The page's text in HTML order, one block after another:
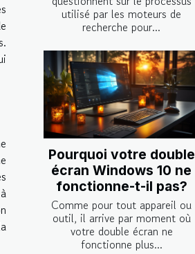
utilisé par les moteurs de
recherche pour...
Pourquoi votre double
écran Windows 10 ne
fonctionne-t-il pas?
Comme pour tout appareil ou
outil, il arrive par moment où
votre double écran ne
fonctionne plus...